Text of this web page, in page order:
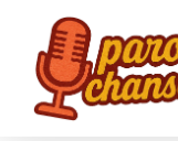
main
content